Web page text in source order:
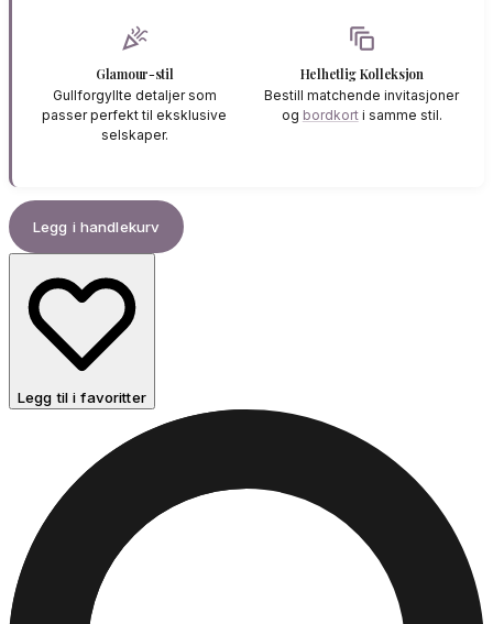
celebration
Glamour-stil
Gullforgyllte detaljer som
passer perfekt til eksklusive
selskaper.
auto_awesome_motion
Helhetlig Kolleksjon
Bestill matchende invitasjoner
og bordkorti samme stil.
Legg i handlekurv
Legg til i favoritter